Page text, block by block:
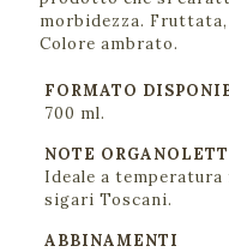
morbidezza.
Colore ambrato.
FORMATO
700 ml.
NOTE
Ideale a
sigari Toscani.
ABBINAMENTI